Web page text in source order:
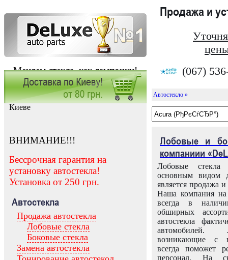
Меняем стекла, как лампочки!
Продажа и
(067)
Заказать установку автостекла в
Киеве
ВНИМАНИЕ!!!
Бессрочная гарантия на
установку автостекла!
Установка от 250 грн.
Автостекла
Продажа автостекла
Лобовые стекла
Боковые стекла
Замена автостекла
Автостекло »
Лобовые и
компаниии
Лобовые
основным видом
является продажа и
Наша компания на
всегда в
обширных
автостекла
возникающие с
всегда поможет
персонал. На